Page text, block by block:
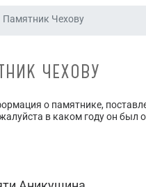
Памятник Чехову
ЧЕХОВУ
о памятнике,
в каком году он был